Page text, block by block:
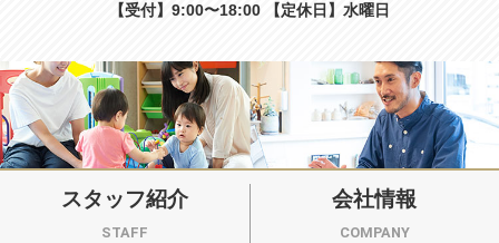
【受付】9:00〜18:00 【定休日】水曜日
スタッフ紹介
STAFF
会社情報
COMPANY